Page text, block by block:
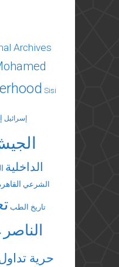
Archives
Sisi
إسرائيل
الداخلية
الشرعي
تاريخ الطب
الناصر
حرية